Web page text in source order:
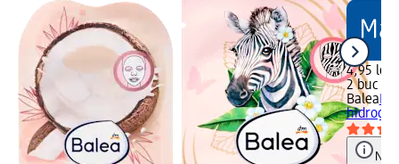
4,95 lei
2 buc
Balea
Notă